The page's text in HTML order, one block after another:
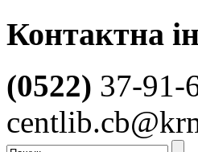
Контактна
(0522) 37-91-